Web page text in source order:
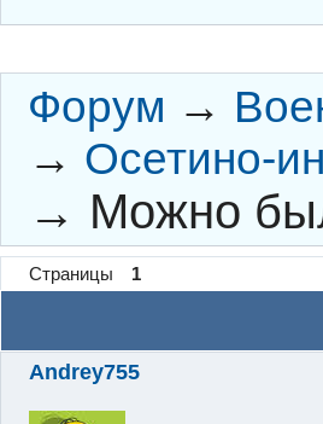
Форум →
→ Осетино-
→ Можно
Страницы 1
Andrey755